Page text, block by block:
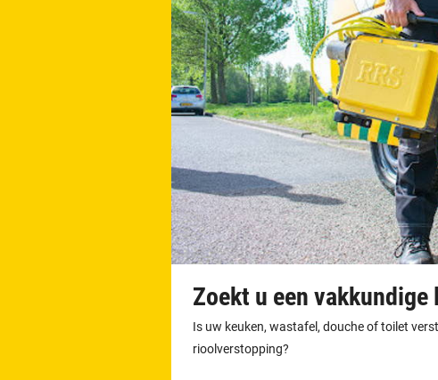
Zoekt u een
Is uw keuken, wastafel, douche of toilet
rioolverstopping?